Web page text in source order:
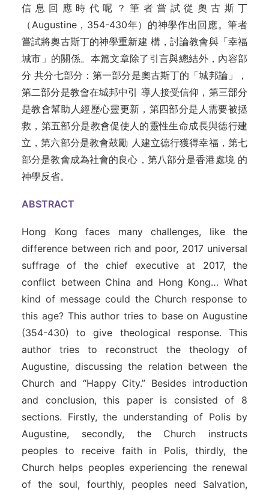
信息回應時代呢？筆者嘗試從奧古斯丁
（Augustine，354-430年）的神學作出回應。筆者
嘗試將奧古斯丁的神學重新建 構，討論教會與「幸福
城市」的關係。本篇文章除了引言與總結外，內容部
分 共分七部分：第一部分是奧古斯丁的「城邦論」，
第二部分是教會在城邦中引 導人接受信仰，第三部分
是教會幫助人經歷心靈更新，第四部分是人需要被拯
救，第五部分是教會促使人的靈性生命成長與德行建
立，第六部分是教會鼓勵 人建立德行獲得幸福，第七
部分是教會成為社會的良心，第八部分是香港處境 的
神學反省。
ABSTRACT
Hong Kong faces many challenges, like the
difference between rich and poor, 2017 universal
suffrage of the chief executive at 2017, the
conflict between China and Hong Kong… What
kind of message could the Church response to
this age? This author tries to base on Augustine
(354-430) to give theological response. This
author tries to reconstruct the theology of
Augustine, discussing the relation between the
Church and “Happy City.” Besides introduction
and conclusion, this paper is consisted of 8
sections. Firstly, the understanding of Polis by
Augustine, secondly, the Church instructs
peoples to receive faith in Polis, thirdly, the
Church helps peoples experiencing the renewal
of the soul, fourthly, peoples need Salvation,